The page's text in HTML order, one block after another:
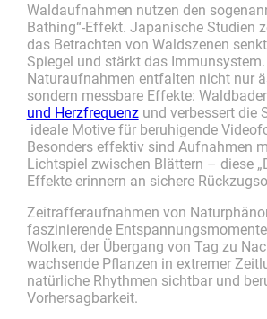
Waldaufnahmen nutzen den
Bathing“-Effekt. Japanische Studien
das Betrachten von Waldszenen
Spiegel und stärkt das Immunsystem.
Naturaufnahmen entfalten nicht nur
sondern messbare Effekte:
und Herzfrequenzund verbessert die
ideale Motive für beruhigende
Besonders effektiv sind Aufnahmen
Lichtspiel zwischen Blättern – diese
Effekte erinnern an sichere
Zeitrafferaufnahmen von
faszinierende
Wolken, der Übergang von Tag zu
wachsende Pflanzen in extremer
natürliche Rhythmen sichtbar und
Vorhersagbarkeit.